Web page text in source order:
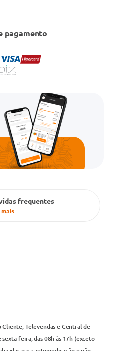
pagamento
frequentes
mais
Cliente, Televendas e Central de
feira, das 08h às 17h (exceto